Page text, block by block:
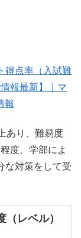
得点率（入試難
報最新】｜マ
報
あり、難易度
度、学部によ
な対策をして受
レベル）